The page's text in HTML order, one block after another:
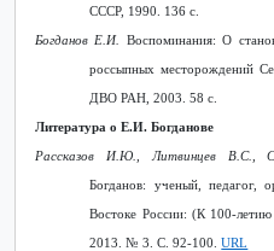
СССР, 1990. 136 с.
Богданов Е.И. Воспоминания: О
россыпных месторождений
ДВО РАН, 2003. 58 с.
Литература о Е.И. Богданове
Рассказов И.Ю., Литвинцев В.С.,
Богданов: ученый, педагог,
Востоке России: (К 100-
2013. № 3.C . 92-100.URL